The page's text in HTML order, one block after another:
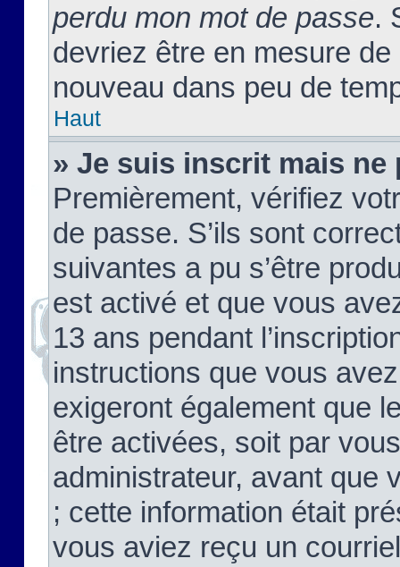
perdu mon mot de passe.
devriez être en mesure
nouveau dans peu de
Haut
» Je suis inscrit mais ne
Premièrement, vérifiez
de passe. S’ils sont
suivantes a pu s’être
est activé et que vous
13 ans pendant
instructions que vous
exigeront également que
être activées, soit par
administrateur, avant que
; cette information était
vous aviez reçu un